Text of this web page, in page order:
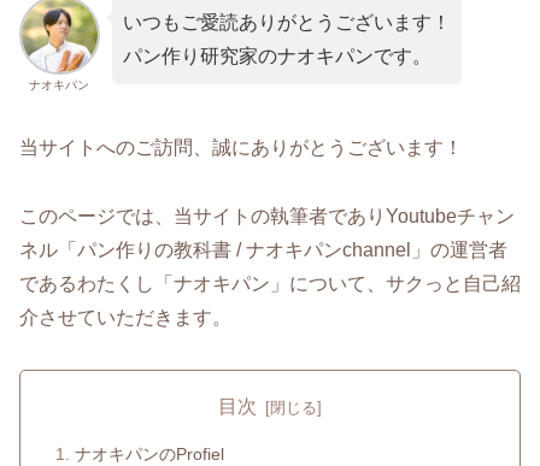
ナオキパン
いつもご愛読ありがとうございます！
パン作り研究家のナオキパンです。
当サイトへのご訪問、誠にありがとうございます！
このページでは、当サイトの執筆者でありYoutubeチャン
ネル「パン作りの教科書 / ナオキパンchannel」の運営者
であるわたくし「ナオキパン」について、サクっと自己紹
介させていただきます。
目次
ナオキパンのProfiel